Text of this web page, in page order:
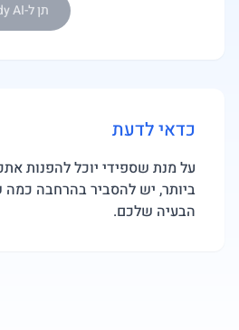
תן ל-Speedy AI לטפל בזה
כדאי לדעת
על מנת שספידי יוכל להפנות
ביותר, יש להסביר בהרחבה
הבעיה שלכם.